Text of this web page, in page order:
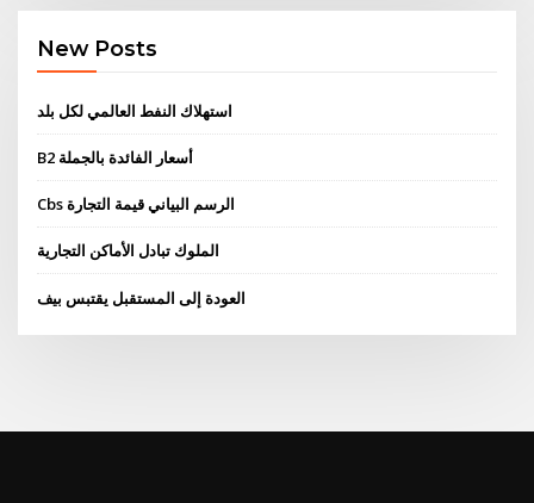
New Posts
استهلاك النفط العالمي لكل بلد
B2 أسعار الفائدة بالجملة
Cbs الرسم البياني قيمة التجارة
الملوك تبادل الأماكن التجارية
العودة إلى المستقبل يقتبس بيف